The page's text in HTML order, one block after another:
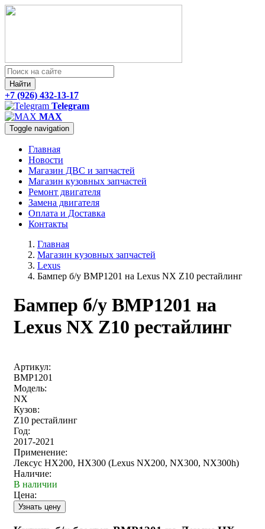
Найти
+7 (926) 432-13-17
Telegram
MAX
Toggle navigation
Главная
Новости
Магазин ДВС и запчастей
Магазин кузовных запчастей
Ремонт двигателя
Замена двигателя
Оплата и Доставка
Контакты
Главная
Магазин кузовных запчастей
Lexus
Бампер б/у BMP1201 на Lexus NX Z10 рестайлинг
Бампер б/у BMP1201 на
Lexus NX Z10 рестайлинг
Артикул:
BMP1201
Модель:
NX
Кузов:
Z10 рестайлинг
Год:
2017-2021
Применение:
Лексус НХ200, НХ300 (Lexus NX200, NX300, NX300h)
Наличие:
В наличии
Цена: